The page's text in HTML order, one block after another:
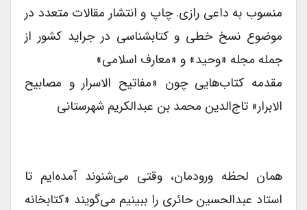
منسوب به داعى رازى. چاپ و انتشار مقالات متعدد در
موضوع نسخ خطى و کتابشناسى در جراید کشور از
جمله مجله «وحید» و «معارف اسلامى»
مقدمه کتاب‌هایی چون «مفاتیح الاسرار و مصابیح
الابرار» تاج‌الدین محمد بن عبدالکریم شهرستانى
همان لحظه ورودمان، وقتى می‌شنوند آمده‌ایم تا
استاد عبدالحسین حائرى را ببینیم می‌گویند «کتابخانه